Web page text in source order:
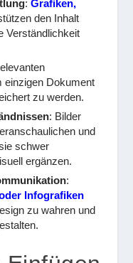
:Grafiken,
den Inhalt
Verständlichkeit
einzigen Dokument
zu werden.
: Bilder
und
schwer
ergänzen.
:
Infografiken
zu wahren und